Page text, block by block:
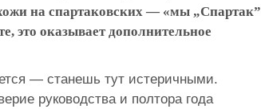
на спартаковских — «мы
это оказывает дополнительное
— станешь тут истеричными.
руководства и полтора года